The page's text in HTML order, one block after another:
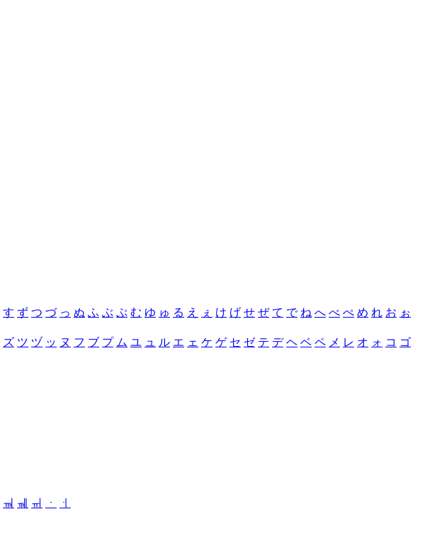
す ず つ づ っ ぬ ふ ぶ ぷ む ゆ ゅ る え ぇ け げ せ ぜ て で ね へ べ ぺ め れ お ぉ
ズ ツ ヅ ッ ヌ フ ブ プ ム ユ ュ ル エ ェ ケ ゲ セ ゼ テ デ ヘ ベ ペ メ レ オ ォ コ ゴ
ㆊ ㆋ ㆌ ㆍ
ㆎ